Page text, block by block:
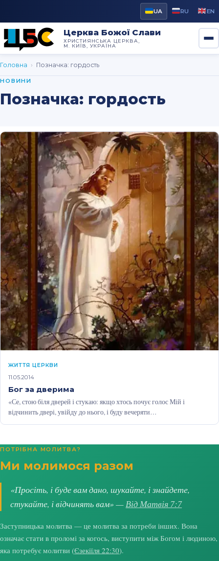
UA RU EN
Церква Божої Слави
ХРИСТИЯНСЬКА ЦЕРКВА,
М. КИЇВ, УКРАЇНА
Головна › Позначка: гордость
НОВИНИ
Позначка: гордость
ЖИТТЯ ЦЕРКВИ
11.05.2014
Бог за дверима
«Се, стою біля дверей і стукаю: якщо хтось почує голос Мій і
відчинить двері, увійду до нього, і буду вечеряти…
ПОТРІБНА МОЛИТВА?
Ми молимося разом
«Просіть, і буде вам дано, шукайте, і знайдете,
стукайте, і відчинять вам» —Від Матвія 7:7
Заступницька молитва — це молитва за потреби інших. Вона
означає стати в проломі за когось, виступити між Богом і людиною,
яка потребує молитви (Єзекіїля 22:30).